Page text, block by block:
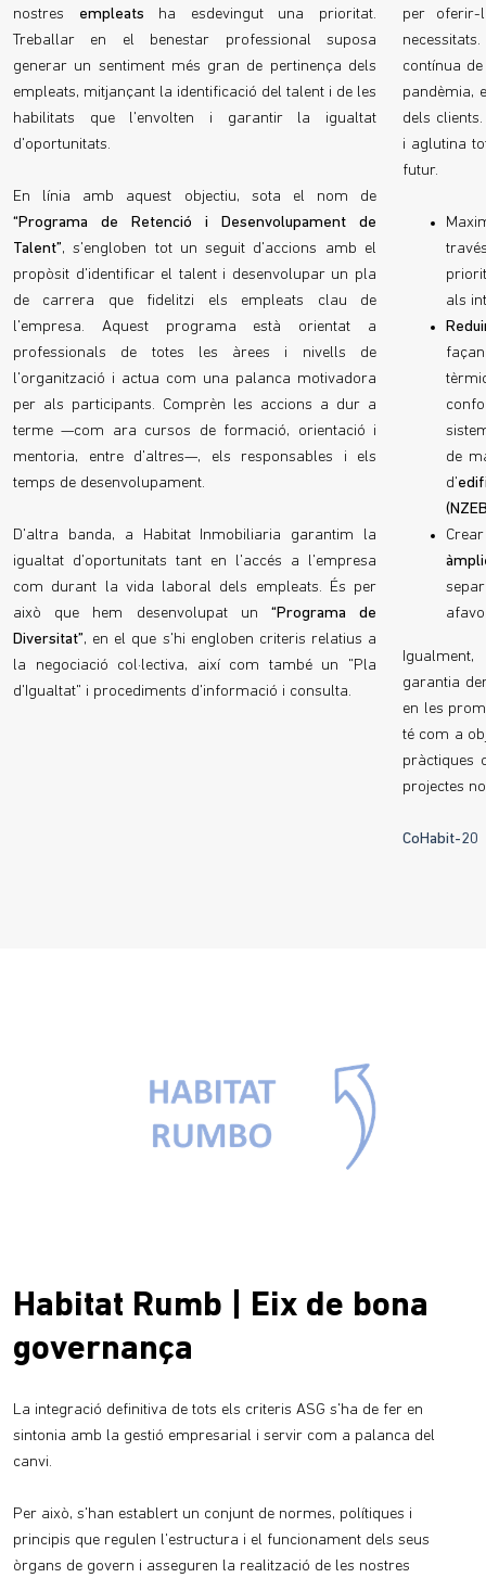
nostres empleats ha esdevingut una prioritat.
Treballar en el benestar professional suposa
generar un sentiment més gran de pertinença dels
empleats, mitjançant la identificació del talent i de les
habilitats que l'envolten i garantir la igualtat
d'oportunitats.
En línia amb aquest objectiu, sota el nom de
“Programa de Retenció i Desenvolupament de
Talent”, s'engloben tot un seguit d'accions amb el
propòsit d'identificar el talent i desenvolupar un pla
de carrera que fidelitzi els empleats clau de
l'empresa. Aquest programa està orientat a
professionals de totes les àrees i nivells de
l'organització i actua com una palanca motivadora
per als participants. Comprèn les accions a dur a
terme —com ara cursos de formació, orientació i
mentoria, entre d'altres—, els responsables i els
temps de desenvolupament.
D'altra banda, a Habitat Inmobiliaria garantim la
igualtat d'oportunitats tant en l'accés a l'empresa
com durant la vida laboral dels empleats. És per
això que hem desenvolupat un “Programa de
Diversitat”, en el que s'hi engloben criteris relatius a
la negociació col·lectiva, així com també un "Pla
d'Igualtat" i procediments d'informació i consulta.
per oferir-
contínua
pandèmia,
dels
i aglutina
futur.
als
de
d'
garantia
en les
té com a
pràctiques
projectes
CoHabit-20
Habitat Rumb | Eix de bona
governança
La integració definitiva de tots els criteris ASG s'ha de fer en
sintonia amb la gestió empresarial i servir com a palanca del
canvi.
Per això, s'han establert un conjunt de normes, polítiques i
principis que regulen l'estructura i el funcionament dels seus
òrgans de govern i asseguren la realització de les nostres